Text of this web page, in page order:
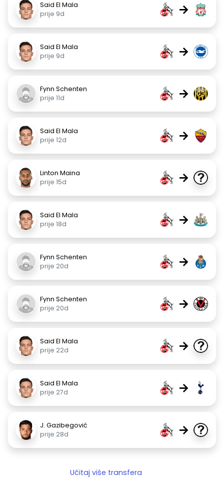
Said El Mala
prije 9d
→
Said El Mala
prije 9d
→
Fynn Schenten
prije 11d
→
Said El Mala
prije 12d
→
Linton Maina
prije 15d
→
Said El Mala
prije 18d
→
Fynn Schenten
prije 20d
→
Fynn Schenten
prije 20d
→
Said El Mala
prije 22d
→
Said El Mala
prije 27d
→
J. Gazibegović
prije 28d
→
Učitaj više transfera